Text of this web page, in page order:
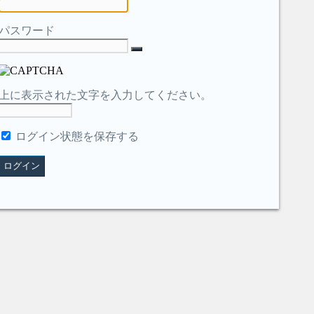
スワード
に表示された文字を入力してください。
ログイン状態を保存する